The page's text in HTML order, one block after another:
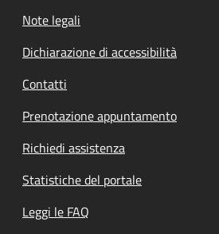
Note legali
Dichiarazione di accessibilità
Contatti
Prenotazione appuntamento
Richiedi assistenza
Statistiche del portale
Leggi le FAQ